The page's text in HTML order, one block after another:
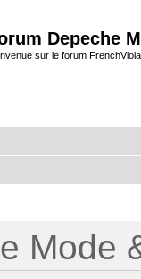
Depeche
sur le forum
Mode